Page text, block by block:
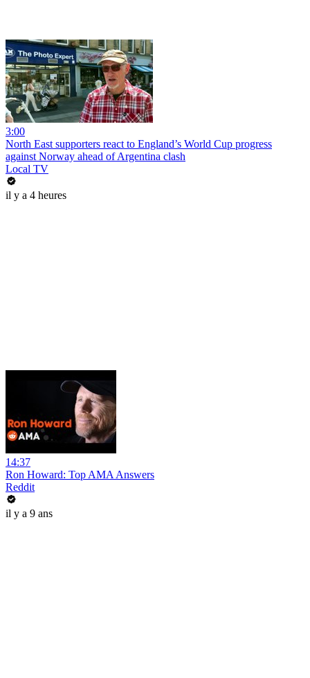
3:00
North East supporters react to England’s World Cup progress
against Norway ahead of Argentina clash
Local TV
il y a 4 heures
14:37
Ron Howard: Top AMA Answers
Reddit
il y a 9 ans